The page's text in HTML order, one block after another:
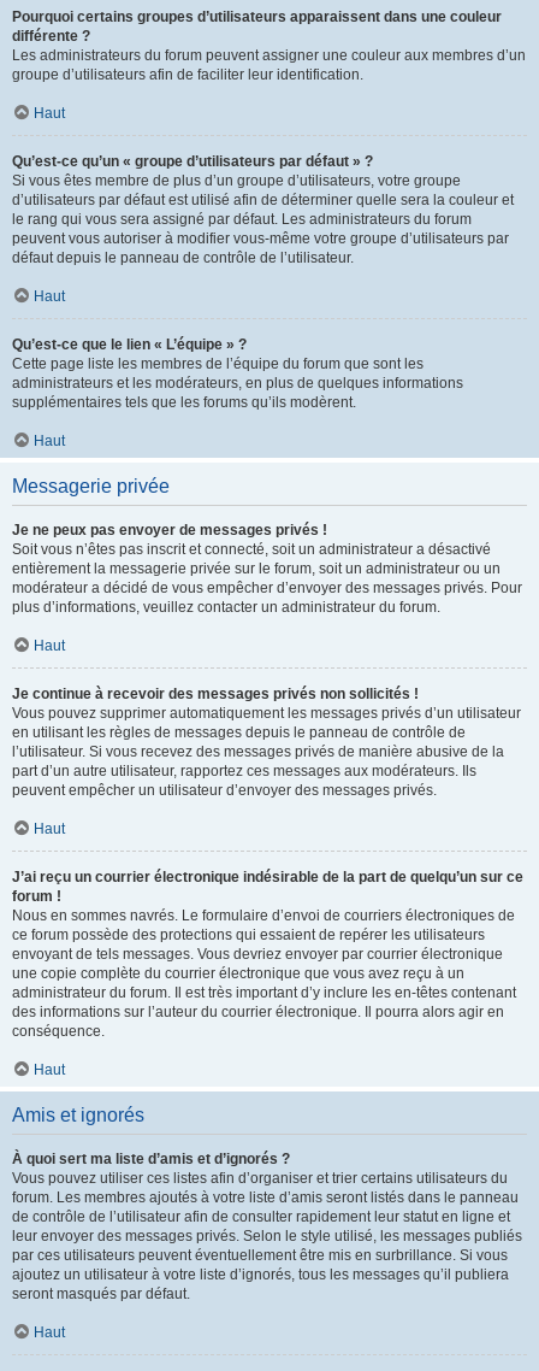
Pourquoi certains groupes d’utilisateurs apparaissent dans une couleur
différente ?
Les administrateurs du forum peuvent assigner une couleur aux membres d’un
groupe d’utilisateurs afin de faciliter leur identification.
Haut
Qu’est-ce qu’un « groupe d’utilisateurs par défaut » ?
Si vous êtes membre de plus d’un groupe d’utilisateurs, votre groupe
d’utilisateurs par défaut est utilisé afin de déterminer quelle sera la couleur et
le rang qui vous sera assigné par défaut. Les administrateurs du forum
peuvent vous autoriser à modifier vous-même votre groupe d’utilisateurs par
défaut depuis le panneau de contrôle de l’utilisateur.
Haut
Qu’est-ce que le lien « L’équipe » ?
Cette page liste les membres de l’équipe du forum que sont les
administrateurs et les modérateurs, en plus de quelques informations
supplémentaires tels que les forums qu’ils modèrent.
Haut
Messagerie privée
Je ne peux pas envoyer de messages privés !
Soit vous n’êtes pas inscrit et connecté, soit un administrateur a désactivé
entièrement la messagerie privée sur le forum, soit un administrateur ou un
modérateur a décidé de vous empêcher d’envoyer des messages privés. Pour
plus d’informations, veuillez contacter un administrateur du forum.
Haut
Je continue à recevoir des messages privés non sollicités !
Vous pouvez supprimer automatiquement les messages privés d’un utilisateur
en utilisant les règles de messages depuis le panneau de contrôle de
l’utilisateur. Si vous recevez des messages privés de manière abusive de la
part d’un autre utilisateur, rapportez ces messages aux modérateurs. Ils
peuvent empêcher un utilisateur d’envoyer des messages privés.
Haut
J’ai reçu un courrier électronique indésirable de la part de quelqu’un sur ce
forum !
Nous en sommes navrés. Le formulaire d’envoi de courriers électroniques de
ce forum possède des protections qui essaient de repérer les utilisateurs
envoyant de tels messages. Vous devriez envoyer par courrier électronique
une copie complète du courrier électronique que vous avez reçu à un
administrateur du forum. Il est très important d’y inclure les en-têtes contenant
des informations sur l’auteur du courrier électronique. Il pourra alors agir en
conséquence.
Haut
Amis et ignorés
À quoi sert ma liste d’amis et d’ignorés ?
Vous pouvez utiliser ces listes afin d’organiser et trier certains utilisateurs du
forum. Les membres ajoutés à votre liste d’amis seront listés dans le panneau
de contrôle de l’utilisateur afin de consulter rapidement leur statut en ligne et
leur envoyer des messages privés. Selon le style utilisé, les messages publiés
par ces utilisateurs peuvent éventuellement être mis en surbrillance. Si vous
ajoutez un utilisateur à votre liste d’ignorés, tous les messages qu’il publiera
seront masqués par défaut.
Haut